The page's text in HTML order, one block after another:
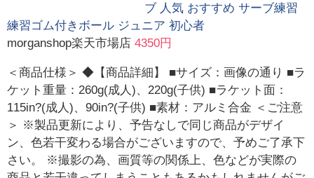
ブ 人気 おすすめ サーブ練習
練習ゴム付きボール ジュニア 初心者
morganshop楽天市場店 4350円
＜商品仕様＞ ◆【商品詳細】 ■サイズ：画像の通り ■ラ
ケット重量：260g(成人)、220g(子供) ■ラケット面：
115in?(成人)、90in?(子供) ■素材：アルミ合金 ＜ご注意
＞ ※製品更新により、予告なしで同じ商品がデザイ
ン、色若干変わる場合がございますので、予めご了承下
さい。 ※撮影の為、画質等の関係上、色などが実際の